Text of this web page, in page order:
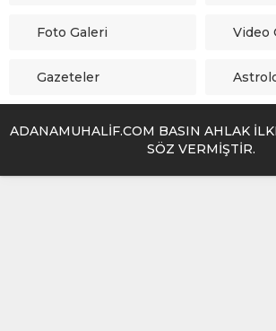
Foto Galeri Video
Gazeteler
ADANAMUHALİF.COM BASIN AHLAK
SÖZ VERMİŞTİR.